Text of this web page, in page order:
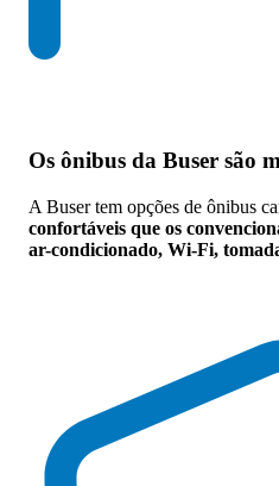
Os ônibus da Buser são
A Buser tem opções de ônibus
confortáveis que os
ar-condicionado, Wi-Fi,